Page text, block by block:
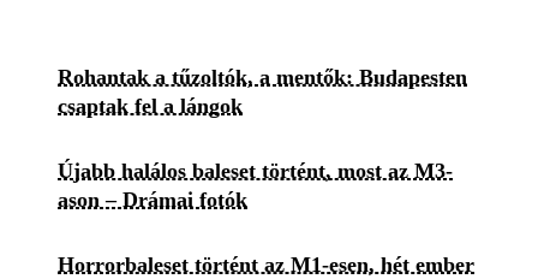
Rohantak a tűzoltók, a mentők: Budapesten
csaptak fel a lángok
Újabb halálos baleset történt, most az M3-
ason – Drámai fotók
Horrorbaleset történt az M1-esen, hét ember